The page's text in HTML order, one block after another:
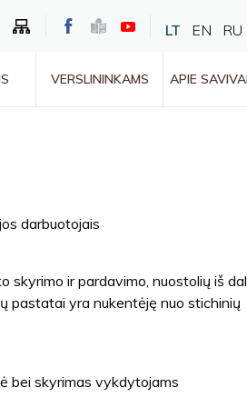
LT EN RU
VERSLININKAMS APIE
darbuotojais
skyrimo ir pardavimo, nuostolių iš
pastatai yra nukentėję nuo stichinių
bei skyrimas vykdytojams